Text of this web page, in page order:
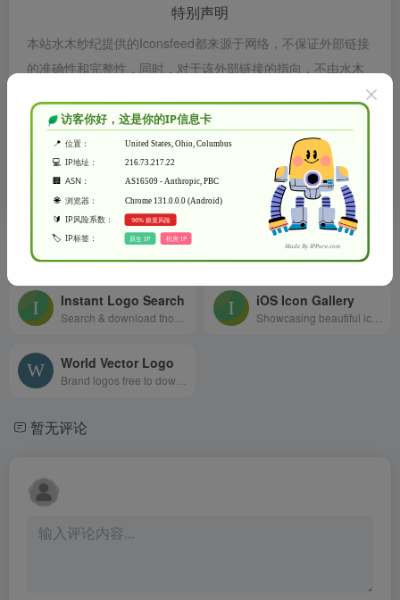
特别声明
本站水木纱纪提供的Iconsfeed都来源于网络，不保证外部链接
的准确性和完整性，同时，对于该外部链接的指向，不由水木
上的内容，都属于合规合法，后期网页的内容如出现违规，可
以直接联系网站管理员进行删除，水木纱纪不承担任何责任。
水木纱纪致力于优质、实用的网络站点资源收集与分享！
相关导航
Instant Logo Search iOS Icon Gallery
World Vector Logo
暂无评论